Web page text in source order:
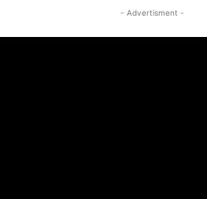
- Advertisment -